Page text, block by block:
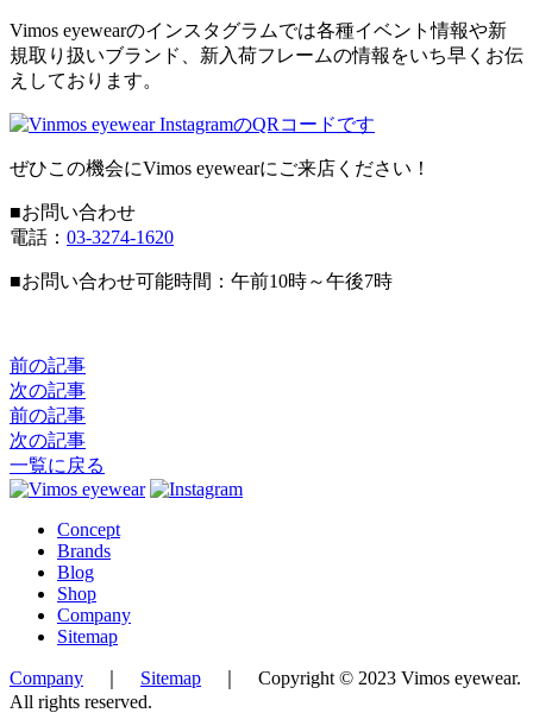
Vimos eyewearのインスタグラムでは各種イベント情報や新
規取り扱いブランド、新入荷フレームの情報をいち早くお伝
えしております。
ぜひこの機会にVimos eyewearにご来店ください！
■お問い合わせ
電話： 03-3274-1620
■お問い合わせ可能時間：午前10時～午後7時
前の記事
次の記事
前の記事
次の記事
一覧に戻る
Concept
Brands
Blog
Shop
Company
Sitemap
Company Sitemap ｜ Copyright © 2023 Vimos eyewear.
All rights reserved.